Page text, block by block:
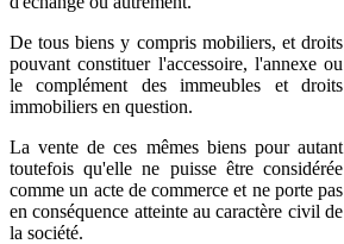
De tous biens y compris mobiliers, et droits
pouvant constituer l'accessoire, l'annexe ou
le complément des immeubles et droits
immobiliers en question.
La vente de ces mêmes biens pour autant
toutefois qu'elle ne puisse être considérée
comme un acte de commerce et ne porte pas
en conséquence atteinte au caractère civil de
la société.